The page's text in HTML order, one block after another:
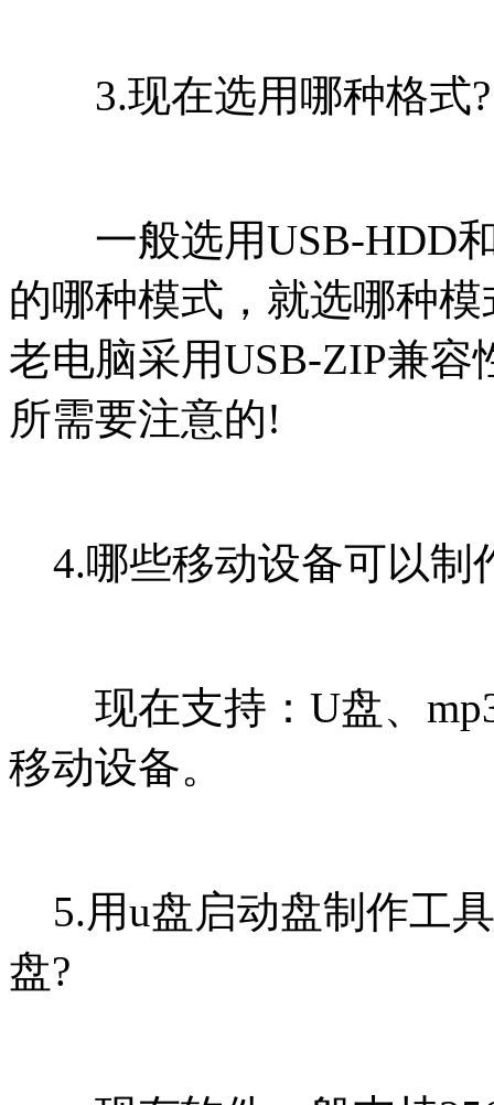
3.现在选用哪种格式?
一般选用USB-HDD和
的哪种模式，就选哪种
老电脑采用USB-ZIP兼
所需要注意的!
4.哪些移动设备可以制
现在支持：U盘、mp3
移动设备。
5.用u盘启动盘制作工
盘?